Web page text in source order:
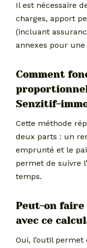
Il est nécessaire
charges, apport
(incluant
annexes pour
Comment
Senzitif-
Cette méthode
deux parts : un
emprunté et le
permet de suivre
temps.
Peut-on
avec ce
Oui, l’outil